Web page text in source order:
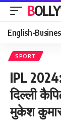
English-
SPORT
IPL
दिल्ली
मुकेश